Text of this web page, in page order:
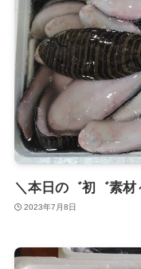
＼本日の゛初゛素
2023年7月8日